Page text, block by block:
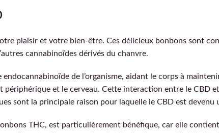
plaisir et votre bien-être. Ces délicieux bonbons sont
cannabinoïdes dérivés du chanvre.
de l’organisme, aidant le corps à
et le cerveau. Cette interaction entre le CBD
sont la principale raison pour laquelle le CBD est devenu
THC, est particulièrement bénéfique, car elle